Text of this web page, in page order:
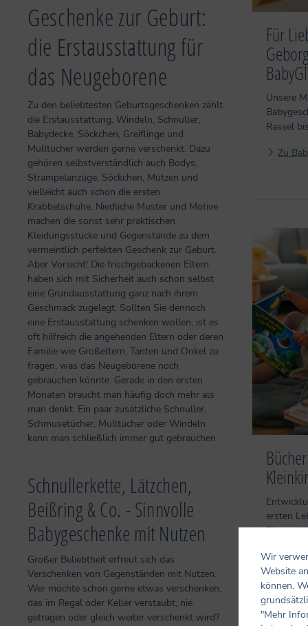
Geschenke zur Geburt:
die Erstausstattung für
das Neugeborene
Zu den beliebtesten Geburtsgeschenken zählt
die Erstausstattung. Windeln, Schnuller,
Babydecke, Söckchen, Greiflinge und
Mulltücher werden gerne verschenkt. Dazu
gehören selbstverständlich auch Bodys,
Strampelanzüge, Söckchen, Mützen und
vielleicht auch schon die ersten
Krabbelschuhe. Niedliche Muster und Motive
machen die sonst sehr praktischen
Kleidungsstücke und Gegenstände zu dem
vermeintlich perfekten Geschenk zur Geburt.
Aber Vorsicht! Die frischgebackenen Eltern
haben sich mit Sicherheit auch schon selbst
eine Grundausstattung ganz nach ihrem
Geschmack zugelegt. Sollten Sie dennoch
eine Erstausstattung schenken wollen, ist es
oft hilfreich die angehenden Eltern oder deren
Familie wie Großeltern, Tanten und Onkel zu
fragen, was das Neugeborene noch
gebrauchen könnte. Gerade in den ersten
Monaten braucht man häufig doch mehr als
man denkt. Ein paar zusätzliche Schnuller,
Schmusetücher, Mulltücher oder Windeln
kann man schließlich immer gut gebrauchen.
Schnullerkette, Lätzchen,
Beißring & Co. - Sinnvolle
Babygeschenke mit Nutzen
Großer Beliebtheit erfreut sich das
Verschenken von Gegenständen mit Nutzen.
Wer möchte schon gerne etwas verschenken,
das im Regal oder Keller verstaubt, nie
getragen oder gleich weiter verschenkt wird?
Für
Unsere
Rassel
Zu
ersten
Zu
Wir
Website
können.
"Mehr